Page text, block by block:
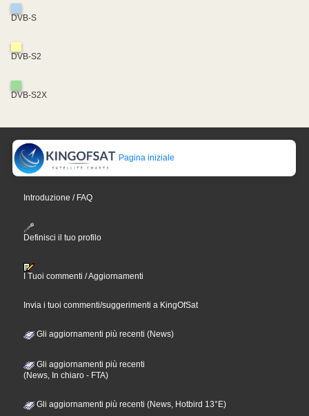
DVB-S
DVB-S2
DVB-S2X
Pagina iniziale
Introduzione / FAQ
Definisci il tuo profilo
I Tuoi commenti / Aggiornamenti
Invia i tuoi commenti/suggerimenti a KingOfSat
Gli aggiornamenti più recenti (News)
Gli aggiornamenti più recenti
(News, In chiaro - FTA)
Gli aggiornamenti più recenti (News, Hotbird 13°E)